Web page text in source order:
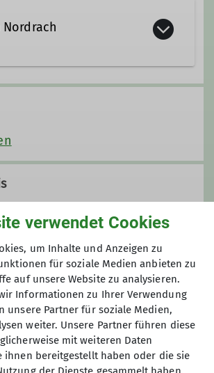
Nordrach
verwendet Cookies
um Inhalte und Anzeigen zu
für soziale Medien anbieten zu
auf unsere Website zu analysieren.
Informationen zu Ihrer Verwendung
unsere Partner für soziale Medien,
weiter. Unsere Partner führen diese
mit weiteren Daten
ihnen bereitgestellt haben oder die sie